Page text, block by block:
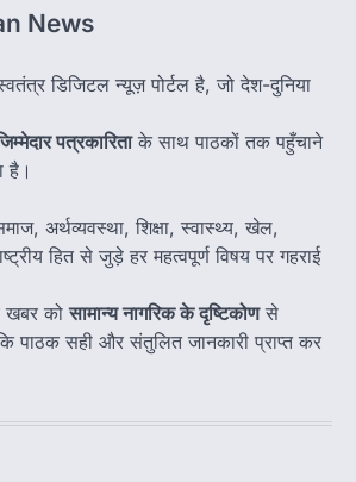
News
डिजिटल न्यूज़ पोर्टल है, जो देश-दुनिया
पत्रकारिताके साथ पाठकों तक पहुँचाने
है।
अर्थव्यवस्था, शिक्षा, स्वास्थ्य, खेल,
हित से जुड़े हर महत्वपूर्ण विषय पर गहराई
खबर कोसामान्य नागरिक के दृष्टिकोणसे
पाठक सही और संतुलित जानकारी प्राप्त कर